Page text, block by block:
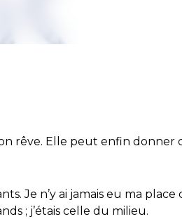
rêve. Elle peut enfin donner
Je n’y ai jamais eu ma place
; j’étais celle du milieu.